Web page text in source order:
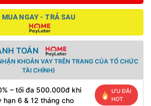
MUA NGAY - TRẢ SAU
TOÁN
KHOẢN VAY TRÊN TRANG CỦA TỔ CHỨC
TÀI CHÍNH)
– tối đa 500.000đ khi
hạn 6 & 12 tháng cho
ƯU ĐÃI
HOT